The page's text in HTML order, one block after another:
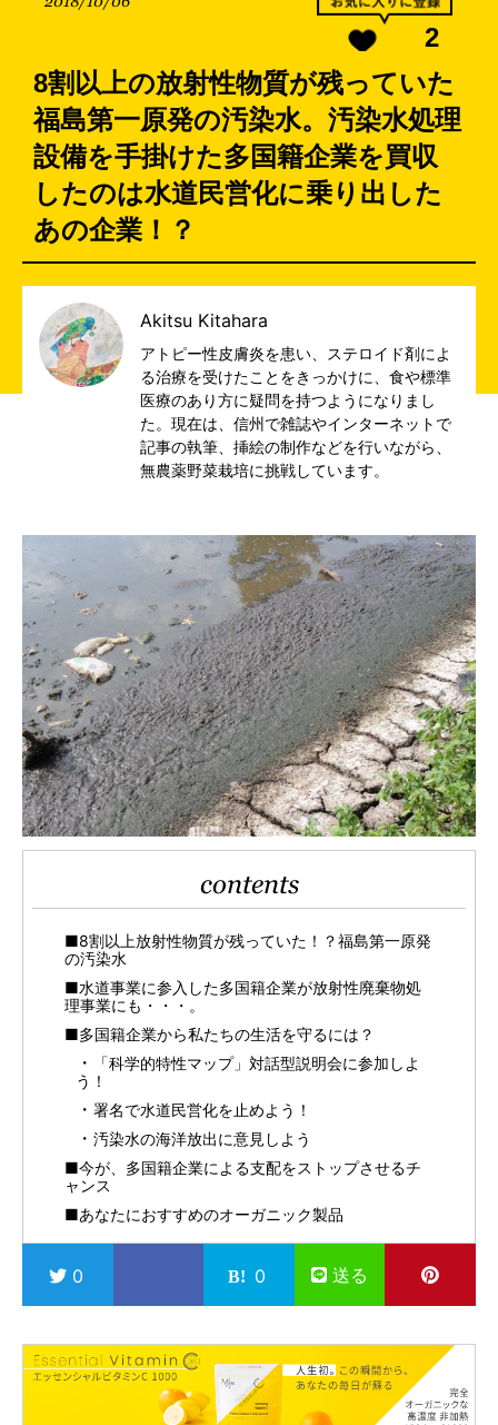
2
8割以上の放射性物質が残っていた
福島第一原発の汚染水。汚染水処理
設備を手掛けた多国籍企業を買収
したのは水道民営化に乗り出した
あの企業！？
Akitsu Kitahara
アトピー性皮膚炎を患い、ステロイド剤によ
る治療を受けたことをきっかけに、食や標準
医療のあり方に疑問を持つようになりまし
た。現在は、信州で雑誌やインターネットで
記事の執筆、挿絵の制作などを行いながら、
無農薬野菜栽培に挑戦しています。
contents
■8割以上放射性物質が残っていた！？福島第一原発
の汚染水
■水道事業に参入した多国籍企業が放射性廃棄物処
理事業にも・・・。
■多国籍企業から私たちの生活を守るには？
「科学的特性マップ」対話型説明会に参加しよ
う！
署名で水道民営化を止めよう！
汚染水の海洋放出に意見しよう
■今が、多国籍企業による支配をストップさせるチ
ャンス
■あなたにおすすめのオーガニック製品
0 0 送る